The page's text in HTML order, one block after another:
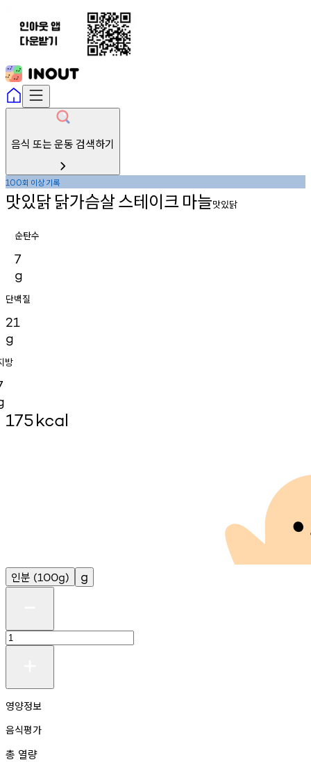
음식 또는 운동 검색하기
100회 이상기록
맛있닭닭가슴살스테이크 마늘맛있닭
순탄수
7
g
단백질
21
g
방
175kcal
인분 (100g) g
영양정보
음식평가
총 열량